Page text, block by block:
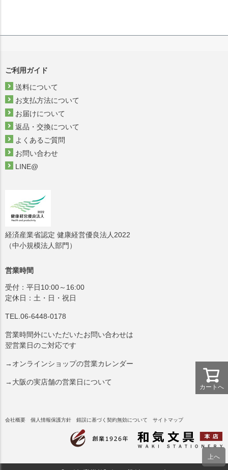
カートへ
ご利用ガイド
送料について
お支払方法について
お届けについて
返品・交換について
よくあるご質問
お問い合わせ
LINE@
経済産業省認定 健康経営優良法人2022
（中小規模法人部門）
営業時間
受付：平日10:00～16:00
定休日：土・日・祝日
TEL.06-6448-0178
営業時間外にいただいたお問い合わせは
翌営業日のご対応です
→オンラインショップの営業カレンダー
→大阪の実店舗の営業日について
会社概要 個人情報保護方針 錯誤に基づく契約無効について サイトマップ